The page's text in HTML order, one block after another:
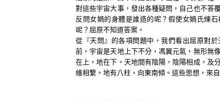
對這些宇宙大事，發出各種疑問，自己也不答
反問女媧的身體是誰造的呢？假使女媧氏煉
呢？屈原不知道答案。
從『天問』的各項問題中，我們看出屈原對
前，宇宙是天地上下不分，馮翼元氣，無形無
在上，地在下。天地間有陰陽，陰陽相成，及
維相繫。地有八柱，向東南傾。這些思想，來